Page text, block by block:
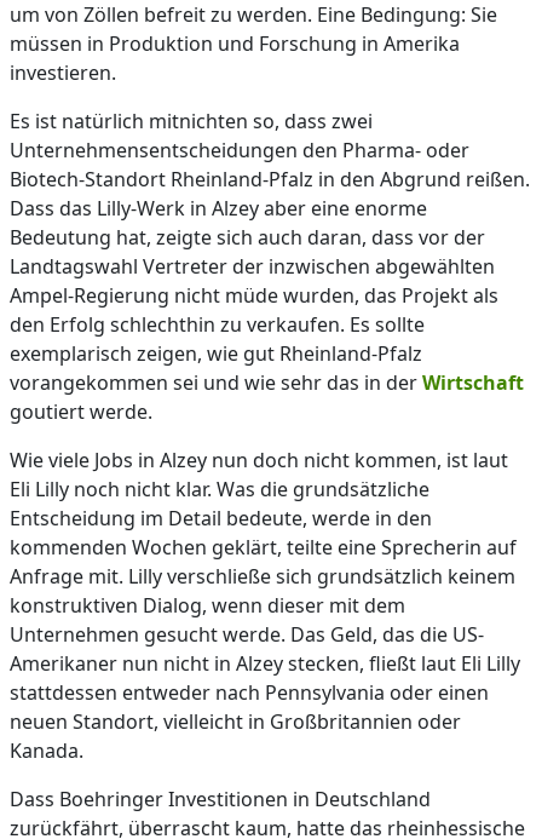
um von Zöllen befreit zu werden. Eine Bedingung: Sie
müssen in Produktion und Forschung in Amerika
investieren.
Es ist natürlich mitnichten so, dass zwei
Unternehmensentscheidungen den Pharma- oder
Biotech-Standort Rheinland-Pfalz in den Abgrund reißen.
Dass das Lilly-Werk in Alzey aber eine enorme
Bedeutung hat, zeigte sich auch daran, dass vor der
Landtagswahl Vertreter der inzwischen abgewählten
Ampel-Regierung nicht müde wurden, das Projekt als
den Erfolg schlechthin zu verkaufen. Es sollte
exemplarisch zeigen, wie gut Rheinland-Pfalz
vorangekommen sei und wie sehr das in derWirtschaft
goutiert werde.
Wie viele Jobs in Alzey nun doch nicht kommen, ist laut
Eli Lilly noch nicht klar. Was die grundsätzliche
Entscheidung im Detail bedeute, werde in den
kommenden Wochen geklärt, teilte eine Sprecherin auf
Anfrage mit. Lilly verschließe sich grundsätzlich keinem
konstruktiven Dialog, wenn dieser mit dem
Unternehmen gesucht werde. Das Geld, das die US-
Amerikaner nun nicht in Alzey stecken, fließt laut Eli Lilly
stattdessen entweder nach Pennsylvania oder einen
neuen Standort, vielleicht in Großbritannien oder
Kanada.
Dass Boehringer Investitionen in Deutschland
zurückfährt, überrascht kaum, hatte das rheinhessische